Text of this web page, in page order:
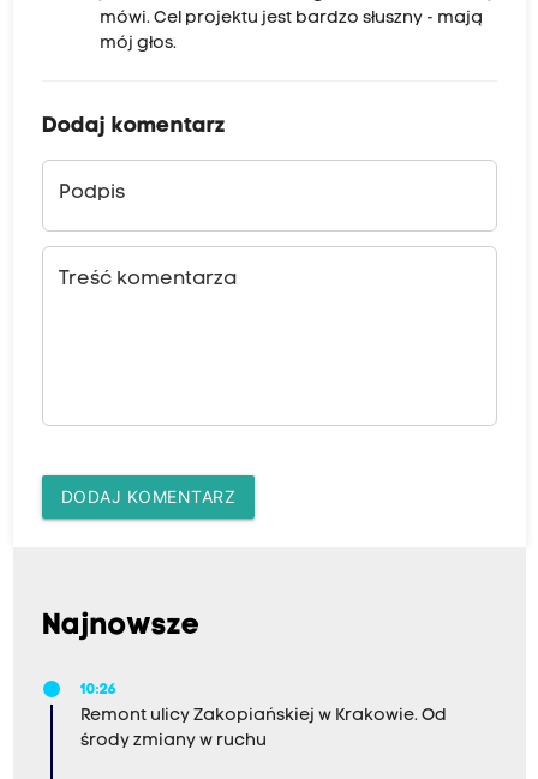
mówi. Cel projektu jest bardzo słuszny - mają
mój głos.
Dodaj komentarz
Podpis
Treść komentarza
DODAJ KOMENTARZ
Najnowsze
10:26
Remont ulicy Zakopiańskiej w Krakowie. Od
środy zmiany w ruchu